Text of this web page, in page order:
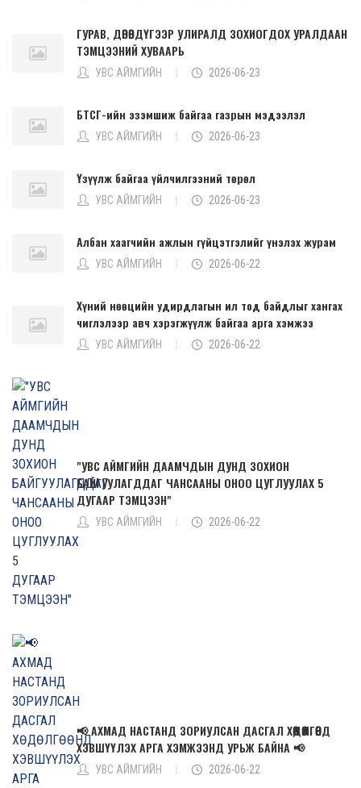
ГУРАВ, ДӨРӨВДҮГЭЭР УЛИРАЛД ЗОХИОГДОХ УРАЛДААН
ТЭМЦЭЭНИЙ ХУВААРЬ
УВС АЙМГИЙН 2026-06-23
БТСГ-ийн эзэмшиж байгаа газрын мэдээлэл
УВС АЙМГИЙН 2026-06-23
Үзүүлж байгаа үйлчилгээний төрөл
УВС АЙМГИЙН 2026-06-23
Албан хаагчийн ажлын гүйцэтгэлийг үнэлэх журам
УВС АЙМГИЙН 2026-06-22
Хүний нөөцийн удирдлагын ил тод байдлыг хангах
чиглэлээр авч хэрэгжүүлж байгаа арга хэмжээ
УВС АЙМГИЙН 2026-06-22
"УВС АЙМГИЙН ДААМЧДЫН ДУНД ЗОХИОН
БАЙГУУЛАГДДАГ ЧАНСААНЫ ОНОО ЦУГЛУУЛАХ 5
ДУГААР ТЭМЦЭЭН"
УВС АЙМГИЙН 2026-06-22
📢 АХМАД НАСТАНД ЗОРИУЛСАН ДАСГАЛ ХӨДӨЛГӨӨНД
ХЭВШҮҮЛЭХ АРГА ХЭМЖЭЭНД УРЬЖ БАЙНА 📢
УВС АЙМГИЙН 2026-06-22